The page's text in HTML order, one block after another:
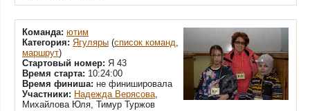
Команда: ютим
Категория: Ягуляры (список команд,
маршрут)
Стартовый номер: Я 43
Время старта: 10:24:00
Время финиша: не финишировала
Участники: Надежда Верясова,
Михайлова Юля, Тимур Туржов